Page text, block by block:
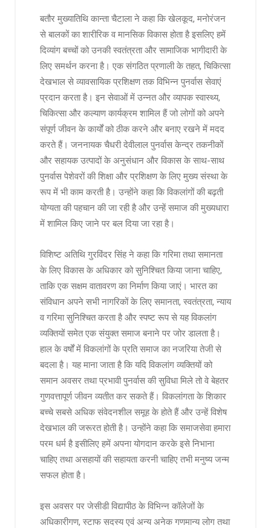
बतौर मुख्यातिथि कान्ता चैटाला ने कहा कि खेलकूद, मनोरंजन
से बालकों का शारीरिक व मानसिक विकास होता है इसलिए हमें
दिव्यांग बच्चों को उनकी स्वतंत्रता और सामाजिक भागीदारी के
लिए समर्थन करना है। एक संगठित प्रणाली के तहत, चिकित्सा
देखभाल से व्यावसायिक प्रशिक्षण तक विभिन्न पुनर्वास सेवाएं
प्रदान करता है। इन सेवाओं में उन्नत और व्यापक स्वास्थ्य,
चिकित्सा और कल्याण कार्यक्रम शामिल हैं जो लोगों को अपने
संपूर्ण जीवन के कार्यों को ठीक करने और बनाए रखने में मदद
करते हैं। जननायक चैधरी देवीलाल पुनर्वास केन्द्र तकनीकों
और सहायक उत्पादों के अनुसंधान और विकास के साथ-साथ
पुनर्वास पेशेवरों की शिक्षा और प्रशिक्षण के लिए मुख्य संस्था के
रूप में भी काम करती है। उन्होंने कहा कि विकलांगों की बढ़ती
योग्यता की पहचान की जा रही है और उन्हें समाज की मुख्यधारा
में शामिल किए जाने पर बल दिया जा रहा है।
विशिष्ट अतिथि गुरविंदर सिंह ने कहा कि गरिमा तथा समानता
के लिए विकास के अधिकार को सुनिश्चित किया जाना चाहिए,
ताकि एक सक्षम वातावरण का निर्माण किया जाएं। भारत का
संविधान अपने सभी नागरिकों के लिए समानता, स्वतंत्रता, न्याय
व गरिमा सुनिश्चित करता है और स्पष्ट रूप से यह विकलांग
व्यक्तियों समेत एक संयुक्त समाज बनाने पर जोर डालता है।
हाल के वर्षों में विकलांगों के प्रति समाज का नजरिया तेजी से
बदला है। यह माना जाता है कि यदि विकलांग व्यक्तियों को
समान अवसर तथा प्रभावी पुनर्वास की सुविधा मिले तो वे बेहतर
गुणवत्तापूर्ण जीवन व्यतीत कर सकते हैं। विकलांगता के शिकार
बच्चे सबसे अधिक संवेदनशील समूह के होते हैं और उन्हें विशेष
देखभाल की जरूरत होती है। उन्होंने कहा कि समाजसेवा हमारा
परम धर्म है इसीलिए हमें अपना योगदान करके इसे निभाना
चाहिए तथा असहायों की सहायता करनी चाहिए तभी मनुष्य जन्म
सफल होता है।
इस अवसर पर जेसीडी विद्यापीठ के विभिन्न कॉलेजों के
अधिकारीगण, स्टाफ सदस्य एवं अन्य अनेक गणमान्य लोग तथा